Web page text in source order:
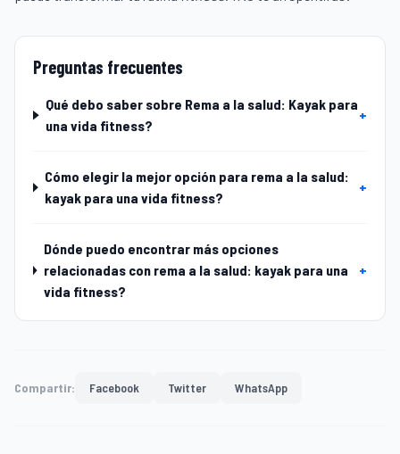
Preguntas frecuentes
Qué debo saber sobre Rema a la salud: Kayak para
una vida fitness?
+
Cómo elegir la mejor opción para rema a la salud:
kayak para una vida fitness?
+
Dónde puedo encontrar más opciones
relacionadas con rema a la salud: kayak para una
vida fitness?
+
Compartir: Facebook Twitter WhatsApp